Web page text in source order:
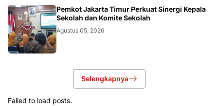
AKURATNEWS
Pemkot Jakarta Timur Perkuat Sinergi Kepala
Sekolah dan Komite Sekolah
Agustus 05, 2026
Selengkapnya
Failed to load posts.